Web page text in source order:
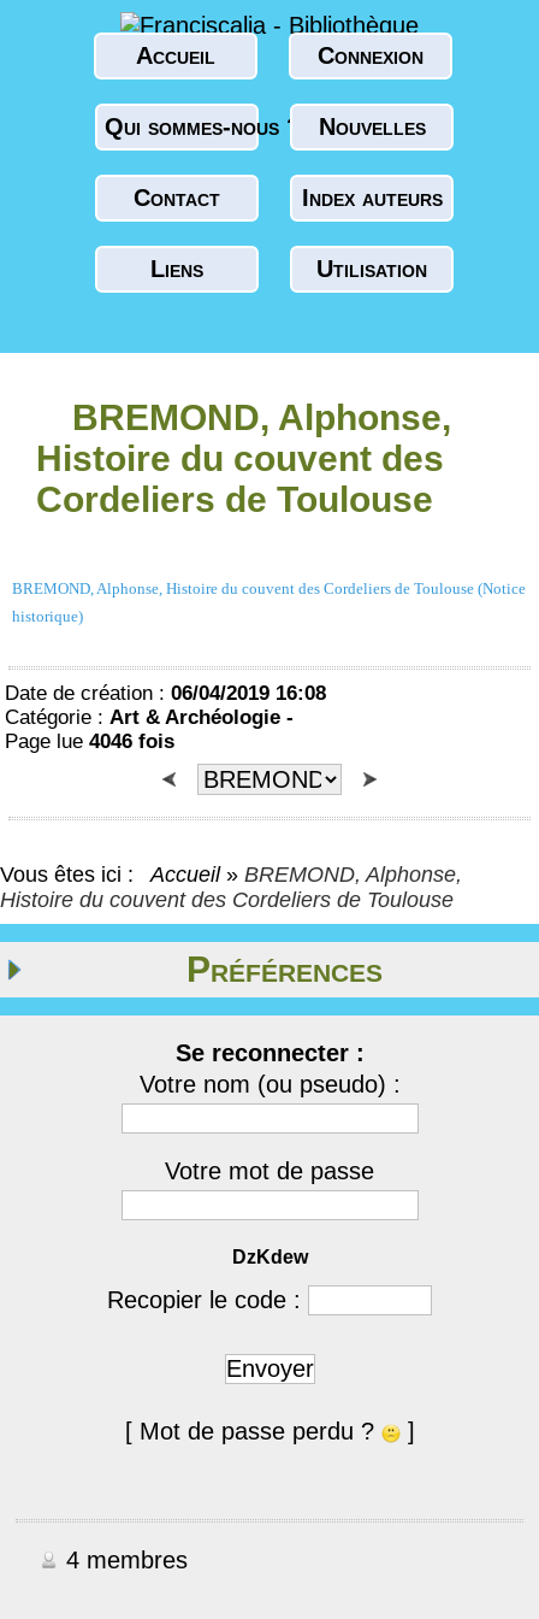
Accueil Connexion
Qui sommes-nous ? Nouvelles
Contact Index auteurs
Liens Utilisation
BREMOND, Alphonse,
Histoire du couvent des
Cordeliers de Toulouse
BREMOND, Alphonse, Histoire du couvent des Cordeliers de Toulouse (Notice
historique)
Date de création : 06/04/2019 16:08
Catégorie : Art & Archéologie -
Page lue 4046 fois
Vous êtes ici : Accueil » BREMOND, Alphonse,
Histoire du couvent des Cordeliers de Toulouse
Préférences
Se reconnecter :
Votre nom (ou pseudo) :
Votre mot de passe
DzKdew
Recopier le code :
Envoyer
[ Mot de passe perdu ? ]
4 membres